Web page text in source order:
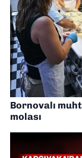
Bornovalı
molası